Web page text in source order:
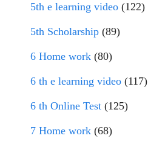
5th e learning video (122)
5th Scholarship (89)
6 Home work (80)
6 th e learning video (117)
6 th Online Test (125)
7 Home work (68)